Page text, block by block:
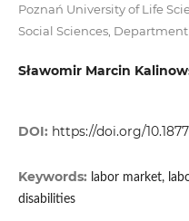
Poznań University of Life
Social Sciences,
Sławomir Marcin
DOI: https://doi.org/
Keywords: labor market,
disabilities